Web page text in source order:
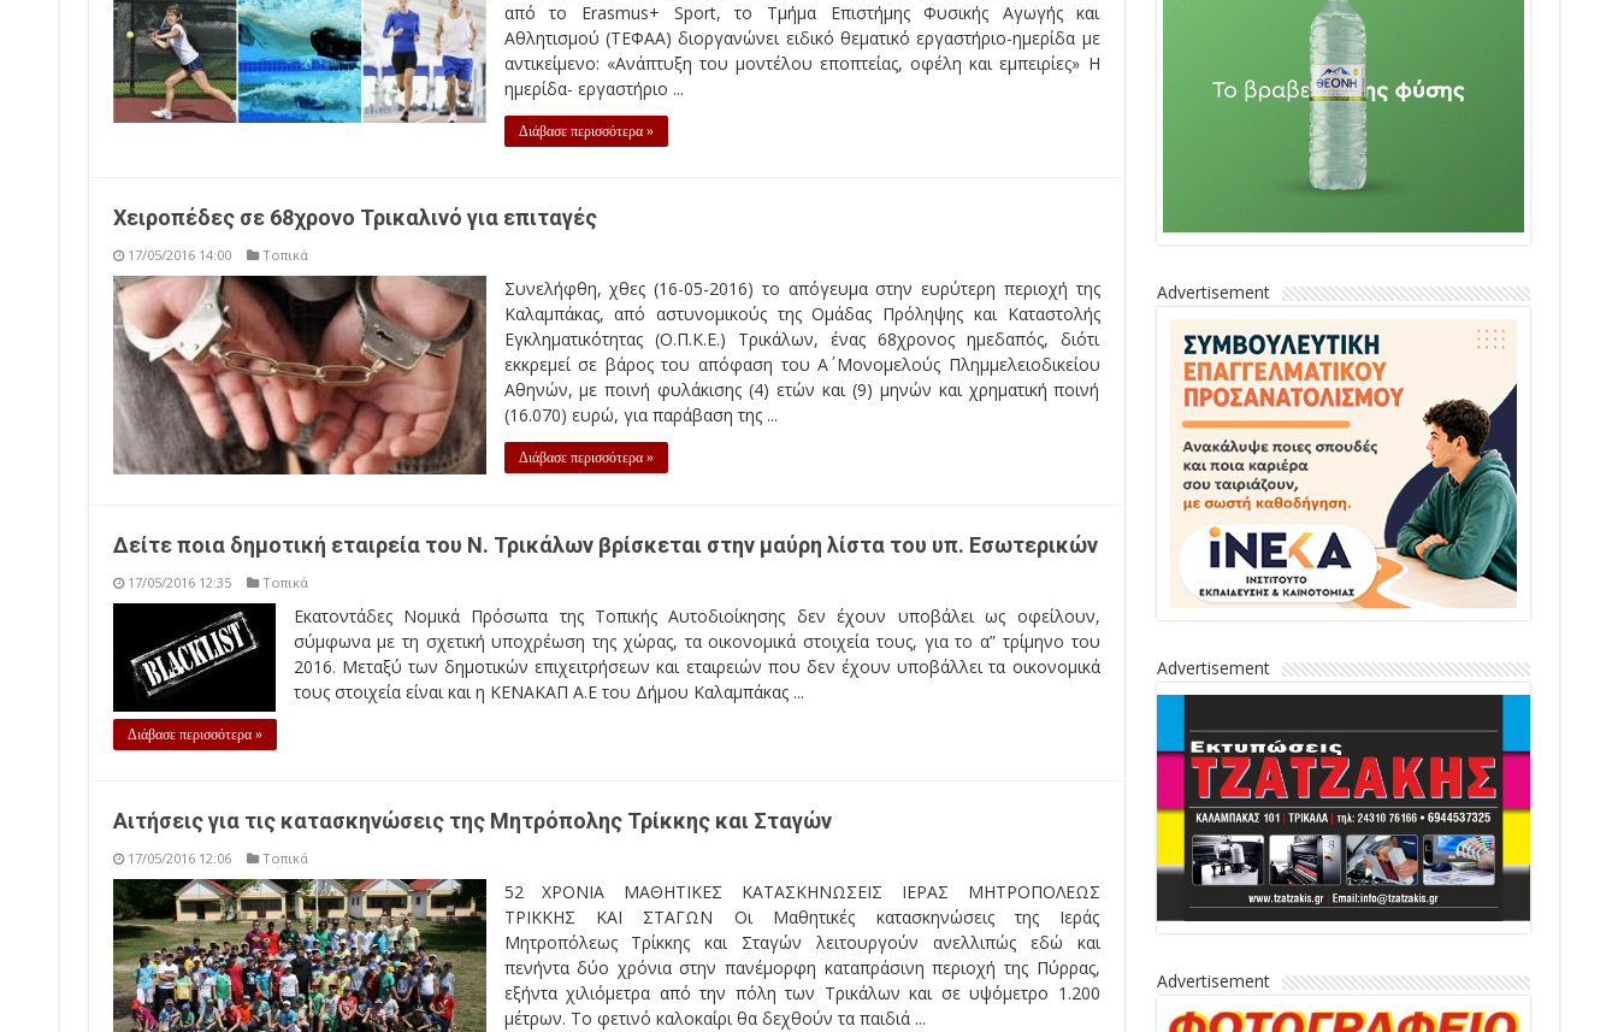
από το Erasmus+ Sport, το Τμήμα Επιστήμης Φυσικής Αγωγής και
Αθλητισμού (ΤΕΦΑΑ) διοργανώνει ειδικό θεματικό εργαστήριο-ημερίδα με
αντικείμενο: «Ανάπτυξη του μοντέλου εποπτείας, οφέλη και εμπειρίες» Η
ημερίδα- εργαστήριο ...
Διάβασε περισσότερα »
Χειροπέδες σε 68χρονο Τρικαλινό για επιταγές
17/05/2016 14:00 Τοπικά
Συνελήφθη, χθες (16-05-2016) το απόγευμα στην ευρύτερη περιοχή της
Καλαμπάκας, από αστυνομικούς της Ομάδας Πρόληψης και Καταστολής
Εγκληματικότητας (Ο.Π.Κ.Ε.) Τρικάλων, ένας 68χρονος ημεδαπός, διότι
εκκρεμεί σε βάρος του απόφαση του Α΄ Μονομελούς Πλημμελειοδικείου
Αθηνών, με ποινή φυλάκισης (4) ετών και (9) μηνών και χρηματική ποινή
(16.070) ευρώ, για παράβαση της ...
Διάβασε περισσότερα »
Δείτε ποια δημοτική εταιρεία του Ν. Τρικάλων βρίσκεται στην μαύρη λίστα του υπ. Εσωτερικών
17/05/2016 12:35 Τοπικά
Εκατοντάδες Νομικά Πρόσωπα της Τοπικής Αυτοδιοίκησης δεν έχουν υποβάλει ως οφείλουν,
σύμφωνα με τη σχετική υποχρέωση της χώρας, τα οικονομικά στοιχεία τους, για το α” τρίμηνο του
2016. Μεταξύ των δημοτικών επιχειτρήσεων και εταιρειών που δεν έχουν υποβάλλει τα οικονομικά
τους στοιχεία είναι και η ΚΕΝΑΚΑΠ Α.Ε του Δήμου Καλαμπάκας ...
Διάβασε περισσότερα »
Αιτήσεις για τις κατασκηνώσεις της Μητρόπολης Τρίκκης και Σταγών
17/05/2016 12:06 Τοπικά
52 ΧΡΟΝΙΑ ΜΑΘΗΤΙΚΕΣ ΚΑΤΑΣΚΗΝΩΣΕΙΣ ΙΕΡΑΣ ΜΗΤΡΟΠΟΛΕΩΣ
ΤΡΙΚΚΗΣ ΚΑΙ ΣΤΑΓΩΝ Οι Μαθητικές κατασκηνώσεις της Ιεράς
Μητροπόλεως Τρίκκης και Σταγών λειτουργούν ανελλιπώς εδώ και
πενήντα δύο χρόνια στην πανέμορφη καταπράσινη περιοχή της Πύρρας,
εξήντα χιλιόμετρα από την πόλη των Τρικάλων και σε υψόμετρο 1.200
μέτρων. Το φετινό καλοκαίρι θα δεχθούν τα παιδιά ...
Advertisement
Advertisement
Advertisement